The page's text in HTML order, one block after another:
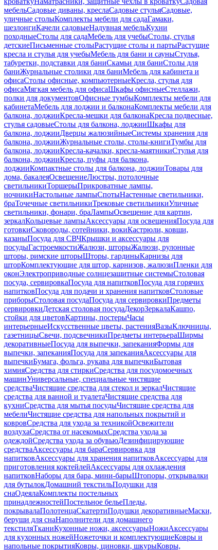
мебельСадовые диваны, креслаСадовые стульяСадовые,
уличные столыКомплекты мебели для садаГамаки,
шезлонгиКачели садовыеНадувная мебельКухни
походныеСтолы для садаМебель для учебыСтолы, стулья
детскиеПисьменные столыРастущие столы и партыРастущие
кресла и стулья для учебыМебель для бани и сауныСтулья,
табуретки, подставки для баниСкамьи для баниСтолы для
баниЖурнальные столики для баниМебель для кабинета и
офисаСтолы офисные, компьютерныеКресла, стулья для
офисаМягкая мебель для офисаШкафы офисныеСтеллажи,
полки для документовОфисные тумбыКомплекты мебели для
кабинетаМебель для лоджии и балконаКомплекты мебели для
балкона, лоджииКресла-мешки для балконаКресла подвесные,
стулья садовыеСтолы для балкона, лоджииШкафы для
балкона, лоджииДверцы жалюзийныеСистемы хранения для
балкона, лоджииЖурнальные столы, столы-книгиТумбы для
балкона, лоджииКресла-качалки, кресла-маятникиСтулья для
балкона, лоджииКресла, пуфы для балкона,
лоджииКомпактные столы для балкона, лоджииТовары для
дома, бакалеяОсвещениеЛюстры, потолочные
светильникиТоршерыПрикроватные лампы,
ночникиНастольные лампыСпотыНастенные светильники,
браТочечные светильникиТрековые светильникиУличные
светильники, фонари, браЛампыОсвещение для картин,
зеркалКольцевые лампыАксессуары для освещенияПосуда для
готовкиСковороды, сотейники, вокиКастрюли, ковши,
казаныПосуда для СВЧКрышки и аксессуары для
посудыГастроемкостиЖалюзи, шторыЖалюзи, рулонные
шторы, римские шторыШторы, гардиныКарнизы для
шторКомплектующие для штор, карнизов, жалюзиПленки для
оконЭлектроприводные солнцезащитные системыСтоловая
посуда, сервировкаПосуда для напитковПосуда для горячих
напитковПосуда для подачи и хранения напитковСтоловые
приборыСтоловая посудаПосуда для сервировкиПредметы
сервировкиДетская столовая посудаДекорЗеркалаКашпо,
стойки для цветовКартины, постерыЧасы
интерьерныеИскусственные цветы, растенияВазыКлючницы,
газетницыСвечи, подсвечникиПредметы интерьераШирмы
декоративныеПосуда для выпечки, запеканияФормы для
выпечки, запеканияПосуда для запеканияАксессуары для
выпечкиБумага, фольга, рукава для выпечкиБытовая
химияСредства для стиркиСредства для посудомоечных
машинУниверсальные, специальные чистящие
средстваЧистящие средства для стекол и зеркалЧистящие
средства для ванной и туалетаЧистящие средства для
кухниСредства для мытья посудыЧистящие средства для
мебелиЧистящие средства для напольных покрытий и
ковровСредства для ухода за техникойОсвежители
воздухаСредства от насекомыхСредства ухода за
одеждойСредства ухода за обувьюДезинфицирующие
средстваАксессуары для бараСервировка для
напитковАксессуары для хранения напитковАксессуары для
приготовления коктейлейАксессуары для охлаждения
напитковНаборы для бара, мини-барыШтопоры, открывалки
для бутылокДомашний текстильПодушки для
снаОдеялаКомплекты постельных
принадлежностейПостельное бельеПледы,
покрывалаПолотенцаСкатертиПодушки декоративныеМаски,
беруши для снаНаполнители для домашнего
текстиляТканиКухонные ножи, аксессуарыНожиАксессуары
для кухонных ножейНожеточки и комплектующиеКовры и
напольные покрытияКовры, циновки, шкурыКовры,